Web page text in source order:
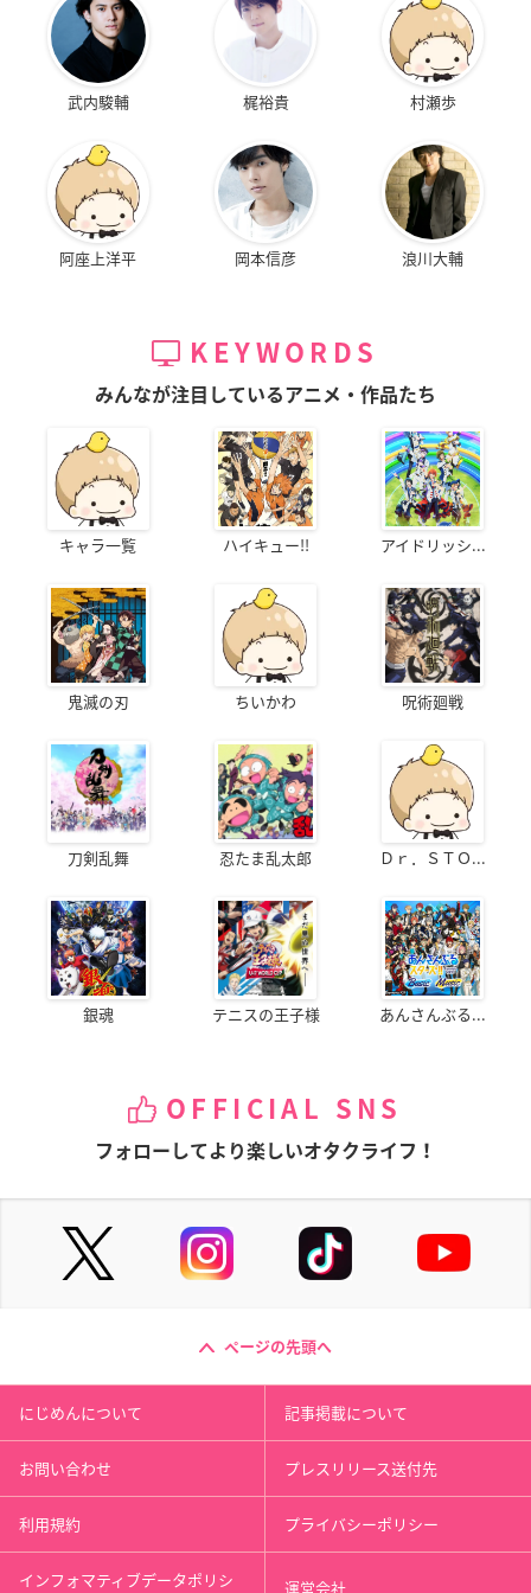
武内駿輔 梶裕貴 村瀬歩
阿座上洋平 岡本信彦 浪川大輔
KEYWORDS
みんなが注目しているアニメ・作品たち
キャラ一覧 ハイキュー!! アイドリッシ...
鬼滅の刃 ちいかわ 呪術廻戦
刀剣乱舞 忍たま乱太郎 Ｄｒ．ＳＴＯ...
銀魂 テニスの王子様 あんさんぶる...
OFFICIAL SNS
フォローしてより楽しいオタクライフ！
ページの先頭へ
にじめんについて 記事掲載について
お問い合わせ プレスリリース送付先
利用規約 プライバシーポリシー
インフォマティブデータポリシ 運営会社